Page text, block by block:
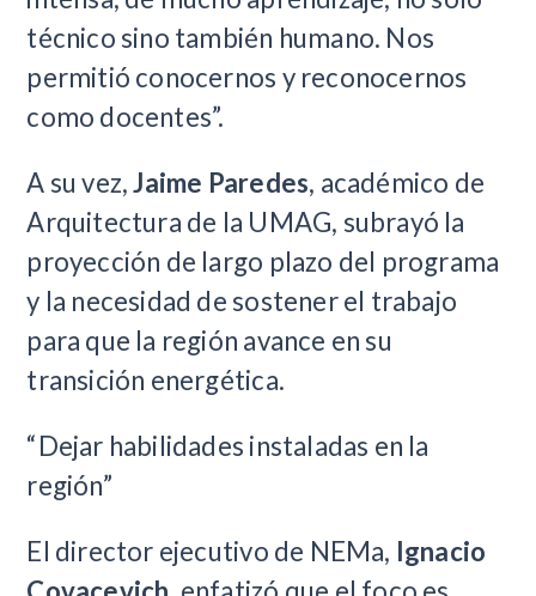
técnico sino también humano. Nos
permitió conocernos y reconocernos
como docentes”.
A su vez,Jaime Paredes, académico de
Arquitectura de la UMAG, subrayó la
proyección de largo plazo del programa
y la necesidad de sostener el trabajo
para que la región avance en su
transición energética.
“Dejar habilidades instaladas en la
región”
El director ejecutivo de NEMa, Ignacio